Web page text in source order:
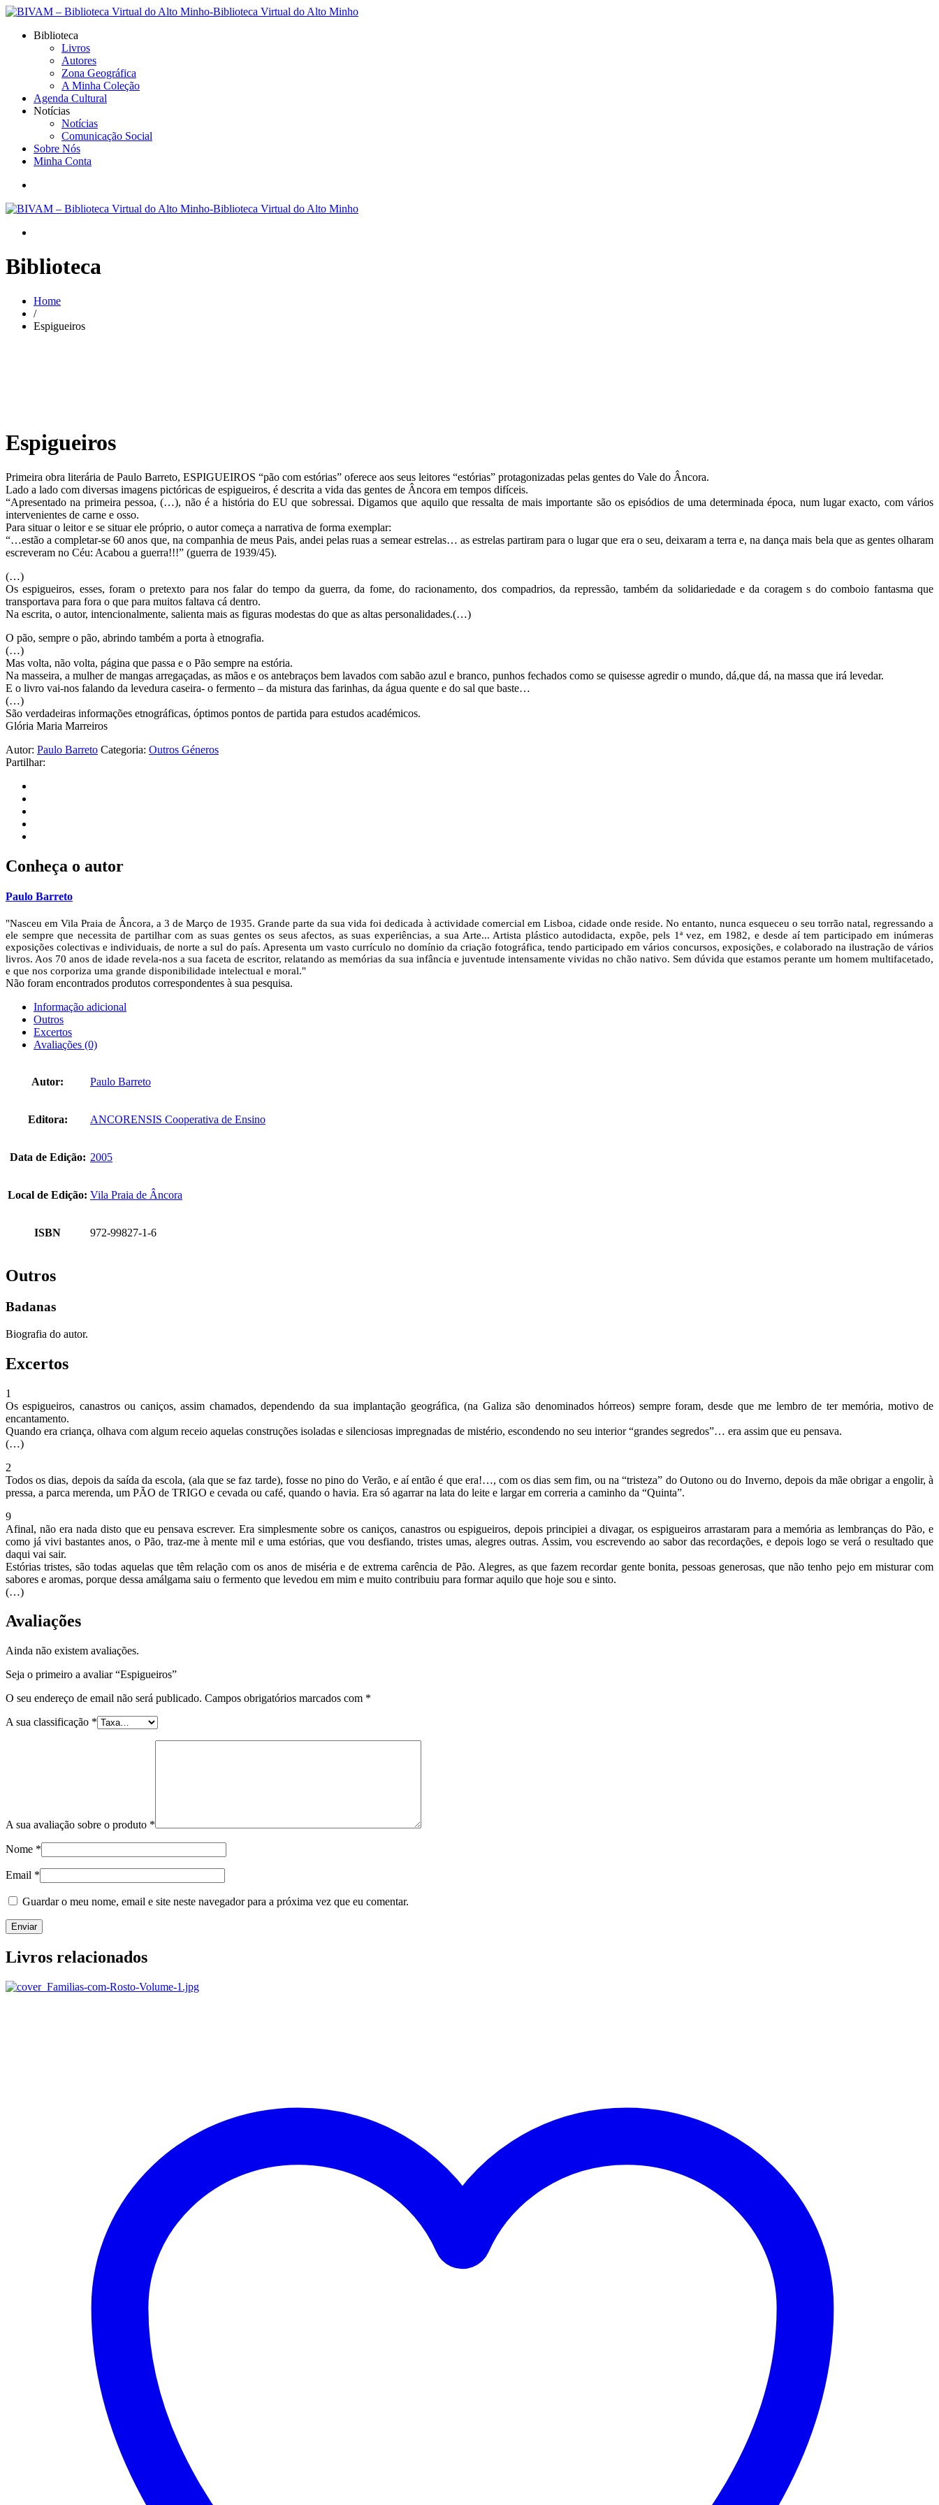
Biblioteca
Livros
Autores
Zona Geográfica
A Minha Coleção
Agenda Cultural
Notícias
Notícias
Comunicação Social
Sobre Nós
Minha Conta
Biblioteca
Home
/
Espigueiros
Espigueiros
Primeira obra literária de Paulo Barreto, ESPIGUEIROS “pão com estórias” oferece aos seus leitores “estórias” protagonizadas pelas gentes do Vale do Âncora.
Lado a lado com diversas imagens pictóricas de espigueiros, é descrita a vida das gentes de Âncora em tempos difíceis.
“Apresentado na primeira pessoa, (…), não é a história do EU que sobressai. Digamos que aquilo que ressalta de mais importante são os episódios de uma determinada época, num lugar exacto, com vários
intervenientes de carne e osso.
Para situar o leitor e se situar ele próprio, o autor começa a narrativa de forma exemplar:
“…estão a completar-se 60 anos que, na companhia de meus Pais, andei pelas ruas a semear estrelas… as estrelas partiram para o lugar que era o seu, deixaram a terra e, na dança mais bela que as gentes olharam
escreveram no Céu: Acabou a guerra!!!” (guerra de 1939/45).
(…)
Os espigueiros, esses, foram o pretexto para nos falar do tempo da guerra, da fome, do racionamento, dos compadrios, da repressão, também da solidariedade e da coragem s do comboio fantasma que
transportava para fora o que para muitos faltava cá dentro.
Na escrita, o autor, intencionalmente, salienta mais as figuras modestas do que as altas personalidades.(…)
O pão, sempre o pão, abrindo também a porta à etnografia.
(…)
Mas volta, não volta, página que passa e o Pão sempre na estória.
Na masseira, a mulher de mangas arregaçadas, as mãos e os antebraços bem lavados com sabão azul e branco, punhos fechados como se quisesse agredir o mundo, dá,que dá, na massa que irá levedar.
E o livro vai-nos falando da levedura caseira- o fermento – da mistura das farinhas, da água quente e do sal que baste…
(…)
São verdadeiras informações etnográficas, óptimos pontos de partida para estudos académicos.
Glória Maria Marreiros
Autor: Paulo Barreto Categoria: Outros Géneros
Partilhar:
Conheça o autor
Paulo Barreto
"Nasceu em Vila Praia de Âncora, a 3 de Março de 1935. Grande parte da sua vida foi dedicada à actividade comercial em Lisboa, cidade onde reside. No entanto, nunca esqueceu o seu torrão natal, regressando a
ele sempre que necessita de partilhar com as suas gentes os seus afectos, as suas experiências, a sua Arte... Artista plástico autodidacta, expõe, pels 1ª vez, em 1982, e desde aí tem participado em inúmeras
exposições colectivas e individuais, de norte a sul do país. Apresenta um vasto currículo no domínio da criação fotográfica, tendo participado em vários concursos, exposições, e colaborado na ilustração de vários
livros. Aos 70 anos de idade revela-nos a sua faceta de escritor, relatando as memórias da sua infância e juventude intensamente vividas no chão nativo. Sem dúvida que estamos perante um homem multifacetado,
e que nos corporiza uma grande disponibilidade intelectual e moral."
Não foram encontrados produtos correspondentes à sua pesquisa.
Informação adicional
Outros
Excertos
Avaliações (0)
Autor: Paulo Barreto
Editora: ANCORENSIS Cooperativa de Ensino
Data de Edição: 2005
Local de Edição: Vila Praia de Âncora
ISBN 972-99827-1-6
Outros
Badanas
Biografia do autor.
Excertos
1
Os espigueiros, canastros ou caniços, assim chamados, dependendo da sua implantação geográfica, (na Galiza são denominados hórreos) sempre foram, desde que me lembro de ter memória, motivo de
encantamento.
Quando era criança, olhava com algum receio aquelas construções isoladas e silenciosas impregnadas de mistério, escondendo no seu interior “grandes segredos”… era assim que eu pensava.
(…)
2
Todos os dias, depois da saída da escola, (ala que se faz tarde), fosse no pino do Verão, e aí então é que era!…, com os dias sem fim, ou na “tristeza” do Outono ou do Inverno, depois da mãe obrigar a engolir, à
pressa, a parca merenda, um PÃO de TRIGO e cevada ou café, quando o havia. Era só agarrar na lata do leite e largar em correria a caminho da “Quinta”.
9
Afinal, não era nada disto que eu pensava escrever. Era simplesmente sobre os caniços, canastros ou espigueiros, depois principiei a divagar, os espigueiros arrastaram para a memória as lembranças do Pão, e
como já vivi bastantes anos, o Pão, traz-me à mente mil e uma estórias, que vou desfiando, tristes umas, alegres outras. Assim, vou escrevendo ao sabor das recordações, e depois logo se verá o resultado que
daqui vai sair.
Estórias tristes, são todas aquelas que têm relação com os anos de miséria e de extrema carência de Pão. Alegres, as que fazem recordar gente bonita, pessoas generosas, que não tenho pejo em misturar com
sabores e aromas, porque dessa amálgama saiu o fermento que levedou em mim e muito contribuiu para formar aquilo que hoje sou e sinto.
(…)
Avaliações
Ainda não existem avaliações.
Seja o primeiro a avaliar “Espigueiros”
O seu endereço de email não será publicado. Campos obrigatórios marcados com *
A sua classificação *
A sua avaliação sobre o produto *
Nome *
Email *
Guardar o meu nome, email e site neste navegador para a próxima vez que eu comentar.
Livros relacionados